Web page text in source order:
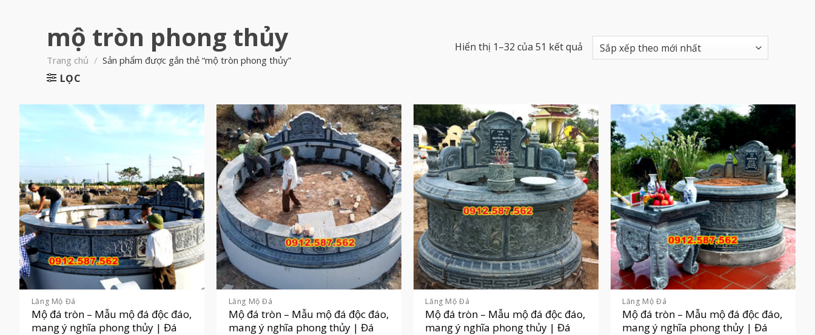
mộ tròn phong thủy
Trang chủ / Sản phẩm được gắn thẻ “mộ tròn phong thủy”
LỌC
Hiển thị 1–32 của 51 kết quả
Lăng Mộ Đá
Mộ đá tròn – Mẫu mộ đá độc đáo,
mang ý nghĩa phong thủy | Đá
Lăng Mộ Đá
Mộ đá tròn – Mẫu mộ đá độc đáo,
mang ý nghĩa phong thủy | Đá
Lăng Mộ Đá
Mộ đá tròn – Mẫu mộ đá độc đáo,
mang ý nghĩa phong thủy | Đá
Lăng Mộ Đá
Mộ đá tròn – Mẫu mộ đá độc đáo,
mang ý nghĩa phong thủy | Đá